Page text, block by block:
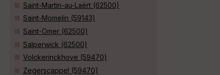
Saint-Martin-au-Laërt (62500)
Saint-Momelin (59143)
Saint-Omer (62500)
Salperwick (62500)
Volckerinckhove (59470)
Zegerscappel (59470)